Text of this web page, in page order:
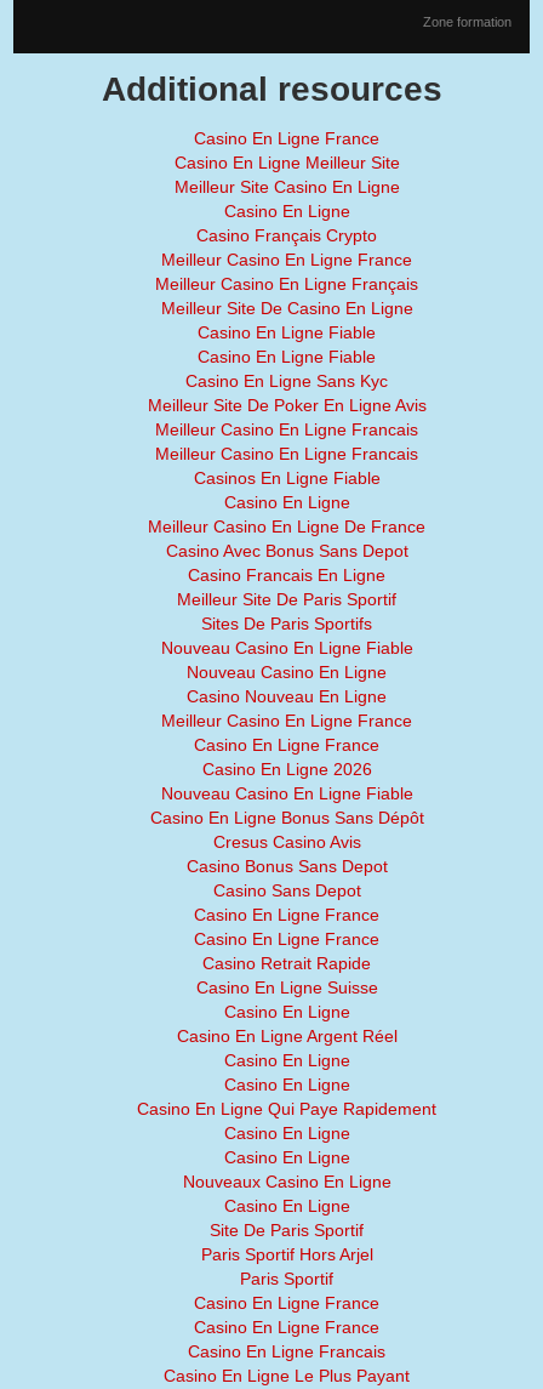
Zone formation
Additional resources
Casino En Ligne France
Casino En Ligne Meilleur Site
Meilleur Site Casino En Ligne
Casino En Ligne
Casino Français Crypto
Meilleur Casino En Ligne France
Meilleur Casino En Ligne Français
Meilleur Site De Casino En Ligne
Casino En Ligne Fiable
Casino En Ligne Fiable
Casino En Ligne Sans Kyc
Meilleur Site De Poker En Ligne Avis
Meilleur Casino En Ligne Francais
Meilleur Casino En Ligne Francais
Casinos En Ligne Fiable
Casino En Ligne
Meilleur Casino En Ligne De France
Casino Avec Bonus Sans Depot
Casino Francais En Ligne
Meilleur Site De Paris Sportif
Sites De Paris Sportifs
Nouveau Casino En Ligne Fiable
Nouveau Casino En Ligne
Casino Nouveau En Ligne
Meilleur Casino En Ligne France
Casino En Ligne France
Casino En Ligne 2026
Nouveau Casino En Ligne Fiable
Casino En Ligne Bonus Sans Dépôt
Cresus Casino Avis
Casino Bonus Sans Depot
Casino Sans Depot
Casino En Ligne France
Casino En Ligne France
Casino Retrait Rapide
Casino En Ligne Suisse
Casino En Ligne
Casino En Ligne Argent Réel
Casino En Ligne
Casino En Ligne
Casino En Ligne Qui Paye Rapidement
Casino En Ligne
Casino En Ligne
Nouveaux Casino En Ligne
Casino En Ligne
Site De Paris Sportif
Paris Sportif Hors Arjel
Paris Sportif
Casino En Ligne France
Casino En Ligne France
Casino En Ligne Francais
Casino En Ligne Le Plus Payant